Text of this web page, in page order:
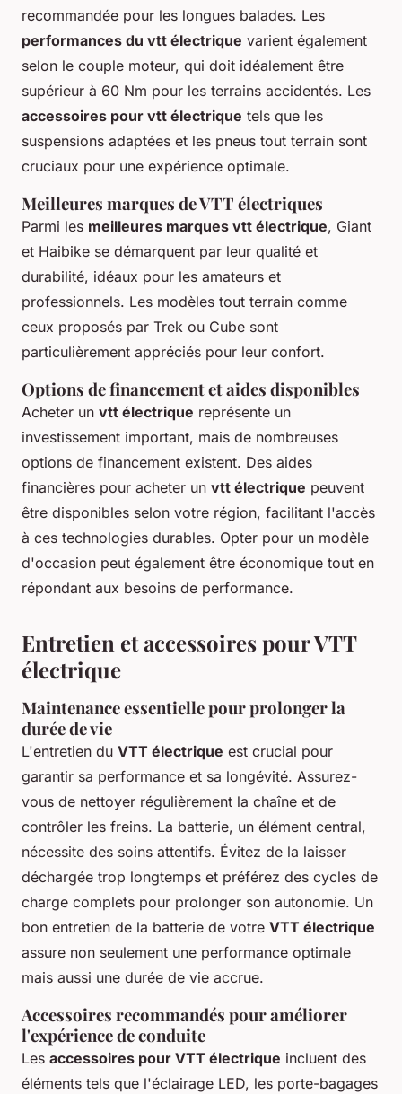
recommandée pour les longues balades. Les
performances du vtt électrique varient également
selon le couple moteur, qui doit idéalement être
supérieur à 60 Nm pour les terrains accidentés. Les
accessoires pour vtt électrique tels que les
suspensions adaptées et les pneus tout terrain sont
cruciaux pour une expérience optimale.
Meilleures marques de VTT électriques
Parmi les meilleures marques vtt électrique, Giant
et Haibike se démarquent par leur qualité et
durabilité, idéaux pour les amateurs et
professionnels. Les modèles tout terrain comme
ceux proposés par Trek ou Cube sont
particulièrement appréciés pour leur confort.
Options de financement et aides disponibles
Acheter un vtt électrique représente un
investissement important, mais de nombreuses
options de financement existent. Des aides
financières pour acheter un vtt électrique peuvent
être disponibles selon votre région, facilitant l'accès
à ces technologies durables. Opter pour un modèle
d'occasion peut également être économique tout en
répondant aux besoins de performance.
Entretien et accessoires pour VTT
électrique
Maintenance essentielle pour prolonger la
durée de vie
L'entretien du VTT électrique est crucial pour
garantir sa performance et sa longévité. Assurez-
vous de nettoyer régulièrement la chaîne et de
contrôler les freins. La batterie, un élément central,
nécessite des soins attentifs. Évitez de la laisser
déchargée trop longtemps et préférez des cycles de
charge complets pour prolonger son autonomie. Un
bon entretien de la batterie de votre VTT électrique
assure non seulement une performance optimale
mais aussi une durée de vie accrue.
Accessoires recommandés pour améliorer
l'expérience de conduite
Les accessoires pour VTT électrique incluent des
éléments tels que l'éclairage LED, les porte-bagages